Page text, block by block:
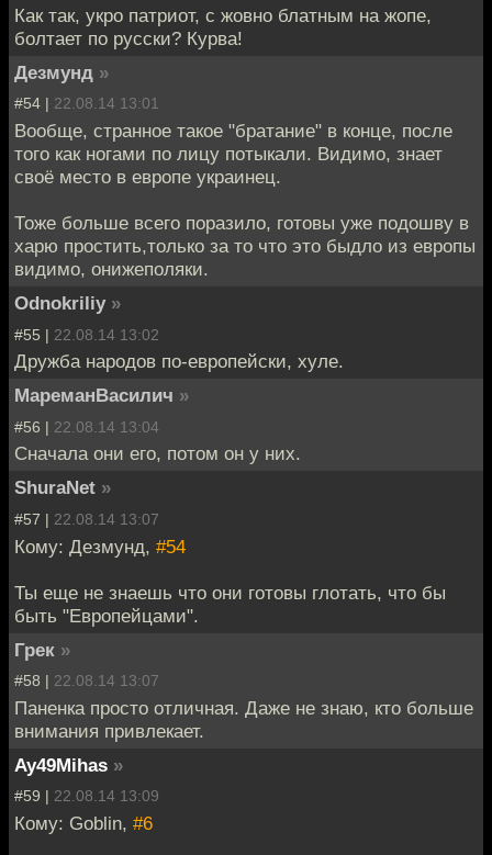
Как так, укро патриот, с жовно блатным на жопе,
болтает по русски? Курва!
Дезмунд »
#54 | 22.08.14 13:01
Вообще, странное такое "братание" в конце, после
того как ногами по лицу потыкали. Видимо, знает
своё место в европе украинец.
Тоже больше всего поразило, готовы уже подошву в
харю простить,только за то что это быдло из европы
видимо, онижеполяки.
Odnokriliy »
#55 | 22.08.14 13:02
Дружба народов по-европейски, хуле.
МареманВасилич »
#56 | 22.08.14 13:04
Сначала они его, потом он у них.
ShuraNet »
#57 | 22.08.14 13:07
Кому: Дезмунд, #54
Ты еще не знаешь что они готовы глотать, что бы
быть "Европейцами".
Грек »
#58 | 22.08.14 13:07
Паненка просто отличная. Даже не знаю, кто больше
внимания привлекает.
Ay49Mihas »
#59 | 22.08.14 13:09
Кому: Goblin, #6